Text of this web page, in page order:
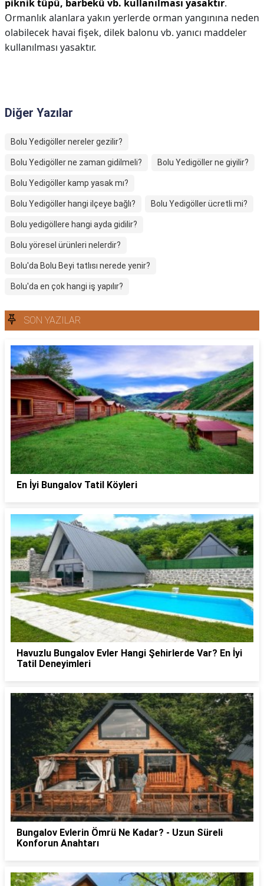
piknik tüpü, barbekü vb. kullanılması yasaktır.
Ormanlık alanlara yakın yerlerde orman yangınına neden
olabilecek havai fişek, dilek balonu vb. yanıcı maddeler
kullanılması yasaktır.
Diğer Yazılar
Bolu Yedigöller nereler gezilir?
Bolu Yedigöller ne zaman gidilmeli? Bolu Yedigöller ne giyilir?
Bolu Yedigöller kamp yasak mı?
Bolu Yedigöller hangi ilçeye bağlı? Bolu Yedigöller ücretli mi?
Bolu yedigöllere hangi ayda gidilir?
Bolu yöresel ürünleri nelerdir?
Bolu'da Bolu Beyi tatlısı nerede yenir?
Bolu'da en çok hangi iş yapılır?
SON YAZILAR
En İyi Bungalov Tatil Köyleri
Havuzlu Bungalov Evler Hangi Şehirlerde Var? En İyi
Tatil Deneyimleri
Bungalov Evlerin Ömrü Ne Kadar? - Uzun Süreli
Konforun Anahtarı